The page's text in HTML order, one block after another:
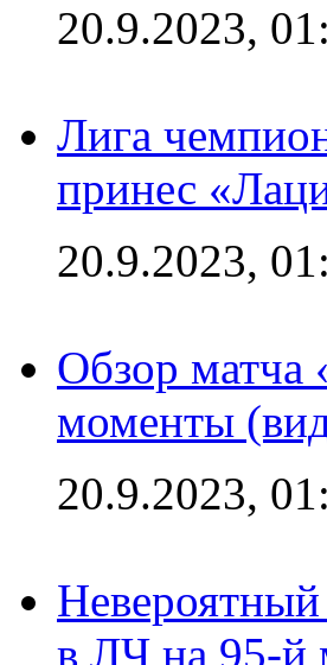
20.9.2023,
Лига
принес
20.9.2023,
Обзор матча
моменты
20.9.2023,
в ЛЧ на 95-й